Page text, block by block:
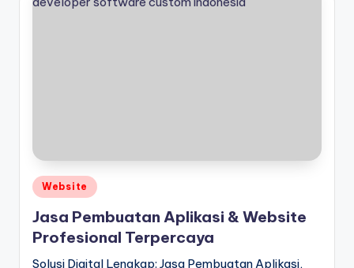
Posted
Website
Jasa Pembuatan Aplikasi & Website
Profesional Terpercaya
Solusi Digital Lengkap: Jasa Pembuatan Aplikasi,